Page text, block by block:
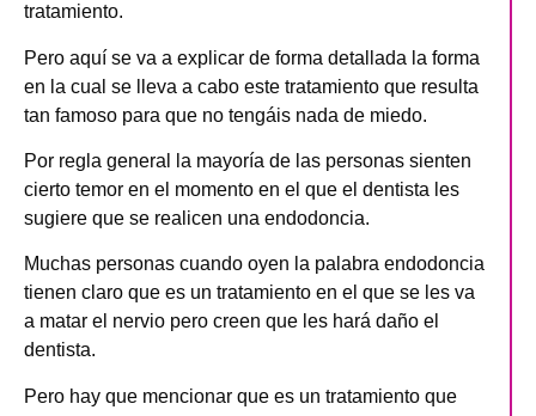
tratamiento.
Pero aquí se va a explicar de forma detallada la forma
en la cual se lleva a cabo este tratamiento que resulta
tan famoso para que no tengáis nada de miedo.
Por regla general la mayoría de las personas sienten
cierto temor en el momento en el que el dentista les
sugiere que se realicen una endodoncia.
Muchas personas cuando oyen la palabra endodoncia
tienen claro que es un tratamiento en el que se les va
a matar el nervio pero creen que les hará daño el
dentista.
Pero hay que mencionar que es un tratamiento que